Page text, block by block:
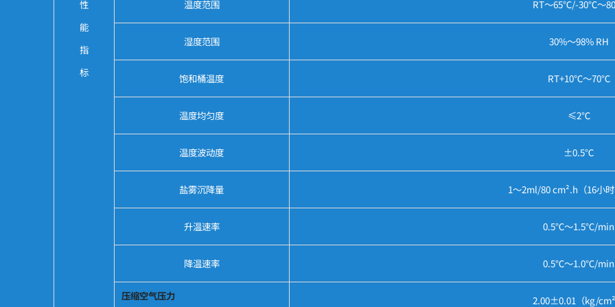
性
能
指
标
温度范围 RT～65℃/-30℃～
湿度范围 30%～98% RH
饱和桶温度 RT+10℃～70℃
温度均匀度 ≤2℃
温度波动度 ±0.5℃
盐雾沉降量 1～2ml/80 cm².h（16小时
升温速率 0.5℃～1.5℃/min
降温速率 0.5℃～1.0℃/min
压缩空气压力 2.00±0.01（kg/cm²